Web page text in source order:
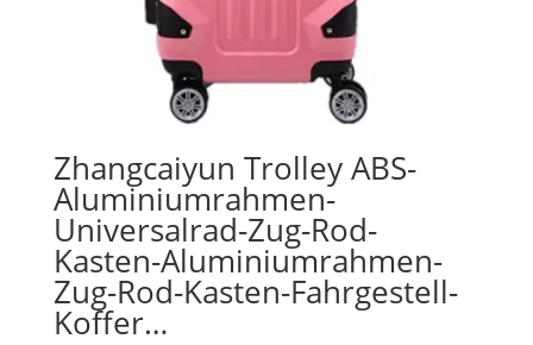
Zhangcaiyun Trolley ABS-
Aluminiumrahmen-
Universalrad-Zug-Rod-
Kasten-Aluminiumrahmen-
Zug-Rod-Kasten-Fahrgestell-
Koffer…